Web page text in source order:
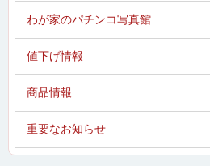
わが家のパチンコ写真館
値下げ情報
商品情報
重要なお知らせ